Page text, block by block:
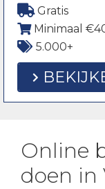
Gratis
Minimaal
5.000+
Online
doen in